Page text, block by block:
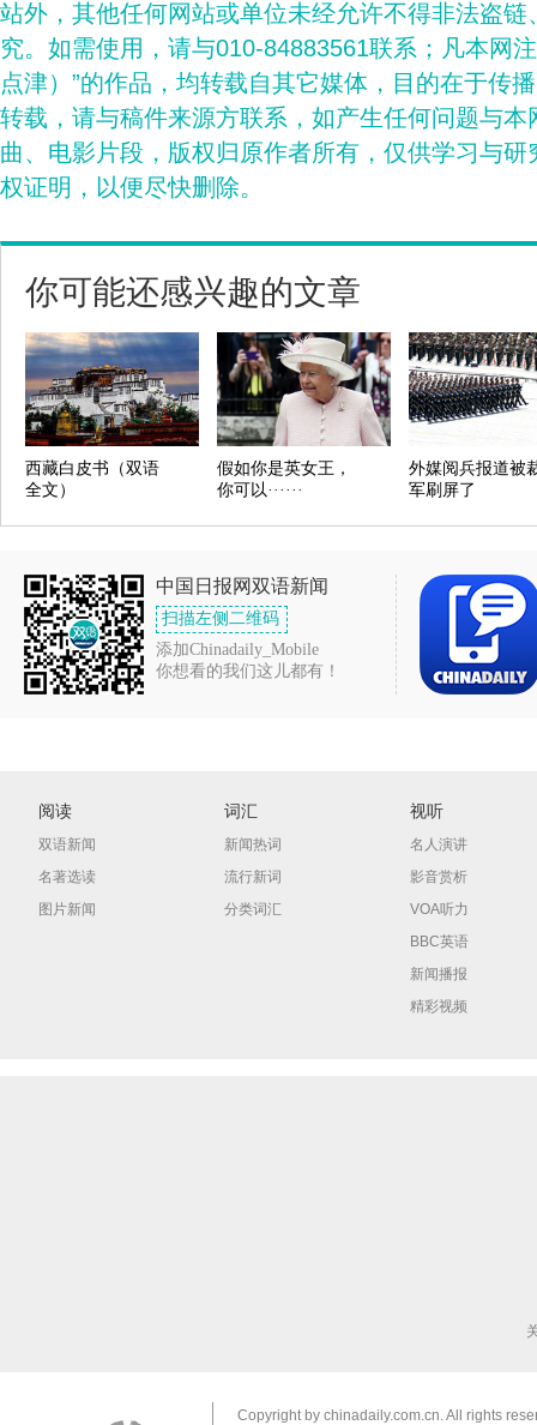
站外，其他任何网站或单位未经允许不得非法盗
究。如需使用，请与010-84883561联系；凡本网
点津）”的作品，均转载自其它媒体，目的在于传
转载，请与稿件来源方联系，如产生任何问题与
曲、电影片段，版权归原作者所有，仅供学习与
权证明，以便尽快删除。
你可能还感兴趣的文章
西藏白皮书（双语
全文）
假如你是英女王，
你可以······
外媒阅兵报道被
军刷屏了
中国日报网双语新闻
扫描左侧二维码
添加Chinadaily_Mobile
你想看的我们这儿都有！
阅读
双语新闻
名著选读
图片新闻
词汇
新闻热词
流行新词
分类词汇
视听
名人演讲
影音赏析
VOA听力
BBC英语
新闻播报
精彩视频
Copyright by chinadaily.com.cn. All rights